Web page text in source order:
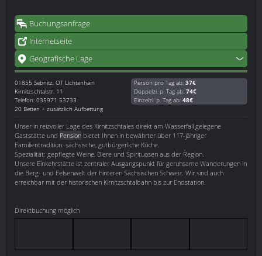
Buchungsanfrage
Internetseite
Geografische Lage
01855 Sebnitz, OT Lichtenhain
Kirnitzschtalstr. 11
Telefon: 035971 53733
20 Betten + zusätzlich Aufbettung
Person pro Tag ab: 37€
Doppelzi. p. Tag ab: 74€
Einzelzi. p. Tag ab: 48€
Unser in reizvoller Lage des Kirnitzschtales direkt am Wasserfall gelegene
Gaststätte und Pension bietet Ihnen in bewährter über 117-jähriger
Familientradition: sächsische, gutbürgerliche Küche.
Spezialität: gepflegte Weine, Biere und Spirituosen aus der Region.
Unsere Einkehrstätte ist zentraler Ausgangspunkt für geruhsame Wanderungen in
die Berg- und Felsenwelt der hinteren Sächsischen Schweiz. Wir sind auch
erreichbar mit der historischen Kirnitzschtalbahn bis zur Endstation.
Direktbuchung möglich